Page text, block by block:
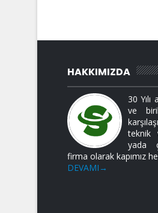
HAKKIMIZDA
30
ve
teknik
yada
firma olarak kapımız
DEVAMI→